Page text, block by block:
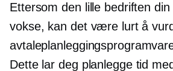
Ettersom den lille bedriften
vokse, kan det være lurt å
Dette lar deg planlegge tid